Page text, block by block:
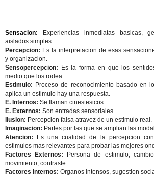
Sensacion:
Experiencias inmediatas basicas,
aislados simples.
Percepcion: Es la interpretacion de esas
y organizacion.
Sensopercepcion:
Es la forma en que los
medio que los rodea.
Estimulo: Proceso de reconocimiento basado en
aplica un estimulo hay una respuesta.
E. Internos: Se llaman cinestesicos.
E. Externos: Son entradas sensoriales.
Ilusion: Percepcion falsa atravez de un estimulo real.
Imaginacion: Partes por las que se amplian las
Atencion:
Es una cualidad de la percepcion
estimulos mas relevantes para probar las mejores
Factores Externos:
Persona de estimulo,
movimiento, contraste.
Factores Internos: Organos intensos, sugestion